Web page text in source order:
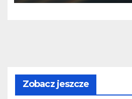
Zobacz jeszcze